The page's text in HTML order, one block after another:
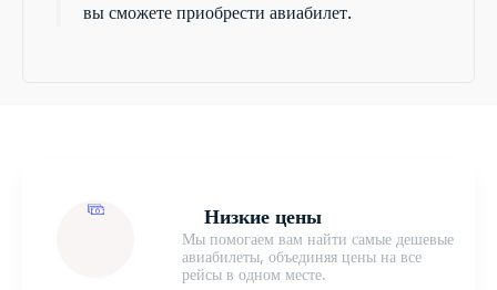
вы сможете приобрести авиабилет.
Низкие цены
Мы помогаем вам найти самые дешевые
авиабилеты, объединяя цены на все
рейсы в одном месте.